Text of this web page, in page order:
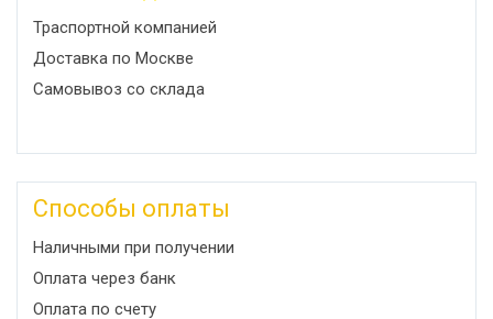
Траспортной компанией
Доставка по Москве
Самовывоз со склада
Способы оплаты
Наличными при получении
Оплата через банк
Оплата по счету